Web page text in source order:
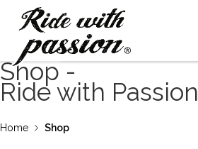
Shop -
Ride with Passion
Home Shop